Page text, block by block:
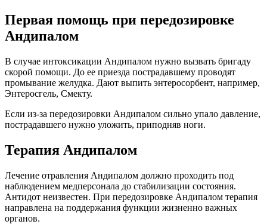
Первая помощь при передозировке
Андипалом
В случае интоксикации Андипалом нужно вызвать бригаду
скорой помощи. До ее приезда пострадавшему проводят
промывание желудка. Дают выпить энтеросорбент, например,
Энтеросгель, Смекту.
Если из-за передозировки Андипалом сильно упало давление,
пострадавшего нужно уложить, приподняв ноги.
Терапия Андипалом
Лечение отравления Андипалом должно проходить под
наблюдением медперсонала до стабилизации состояния.
Антидот неизвестен. При передозировке Андипалом терапия
направлена на поддержания функции жизненно важных
органов.